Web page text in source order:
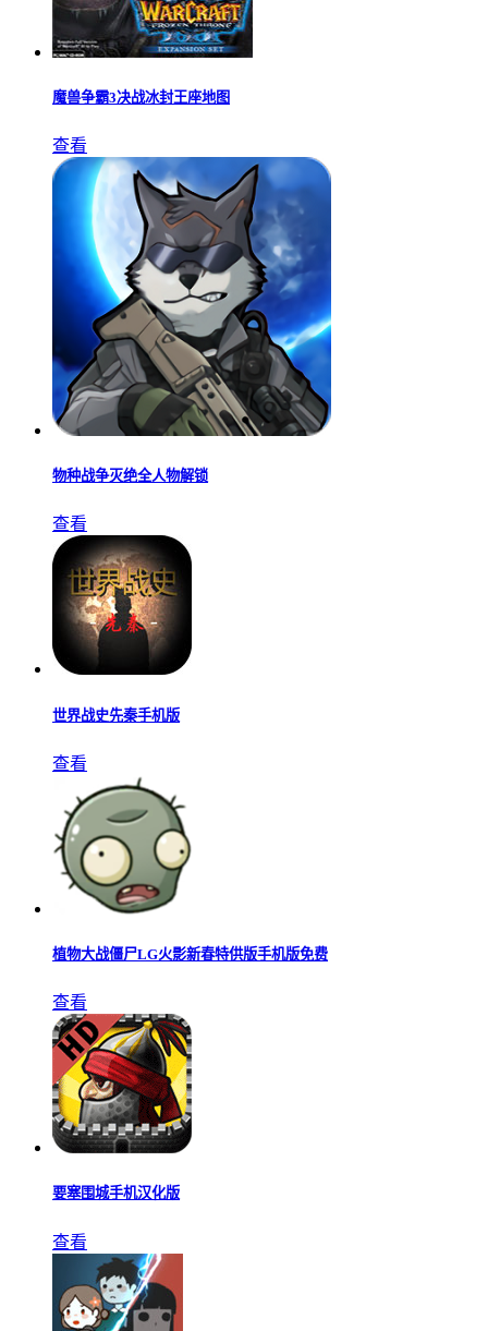
魔兽争霸3决战冰封王座地图
查看
物种战争灭绝全人物解锁
查看
世界战史先秦手机版
查看
植物大战僵尸LG火影新春特供版手机版免费
查看
要塞围城手机汉化版
查看